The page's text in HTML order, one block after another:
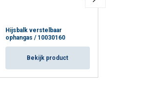
Hijsbalk verstelbaar
ophangas / 10030160
Bekijk product